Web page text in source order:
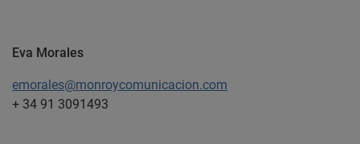
Eva Morales
emorales@monroycomunicacion.com
+ 34 91 3091493